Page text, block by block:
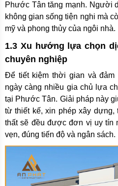
Phước Tân tăng mạnh. Người
không gian sống tiện nghi mà
mỹ và phong thủy của ngôi nhà.
1.3 Xu hướng lựa chọn
chuyên nghiệp
Để tiết kiệm thời gian và đảm
ngày càng nhiều gia chủ lựa
tại Phước Tân. Giải pháp này
từ thiết kế, xin phép xây dựng,
thất sẽ đều được đơn vị uy tín
vẹn, đúng tiến độ và ngân sách.